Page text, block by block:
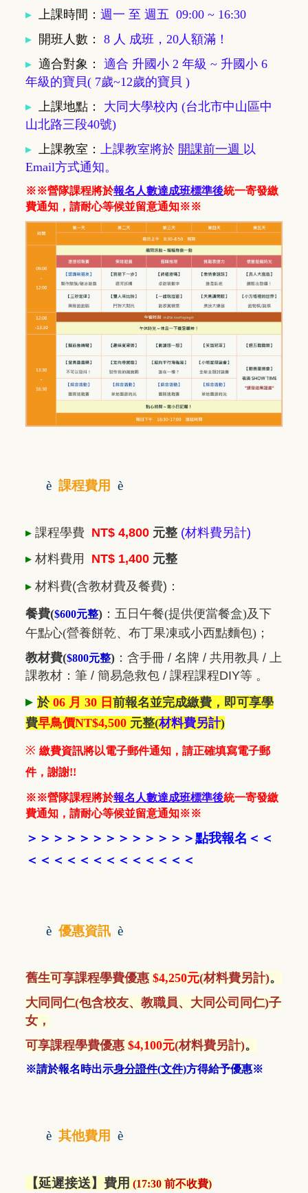
▸ 上課時間： 週一 至 週五 09:00 ~ 16:30
▸ 開班人數 ：
8 人 成班，20人額滿！
▸ 適合對象 ： 適合 升國小 2 年級 ~ 升國小 6
年級的寶貝( 7歲~12歲的寶貝 )
▸ 上課地點 ：
大同大學校內 (台北市中山區中
山北路三段40號)
▸ 上課教室 ： 上課教室將於 開課前一週 以
Email方式通知。
※※營隊課程將於報名人數達成班標準後統一寄發繳
費通知，請耐心等候並留意通知※※
è 課程費用 è
▸ 課程學費 NT$ 4,800 元整 (材料費另計)
▸ 材料費用 NT$ 1,400 元整
▸ 材料費(含教材費及餐費) ：
餐費($600元整) ：五日 午餐(提供便當餐盒)及下
午點心(營養餅乾、布丁果凍或小西點麵包)；
教材費($800元整) ： 含手冊 / 名牌 / 共用教具 / 上
課教材：筆 / 簡易急救包 / 課程課程DIY等 。
▸ 於 06 月 30 日 前報名並完成繳費，即可享學
費早鳥價NT$4,500 元整(材料費另計)
※ 繳費資訊將以電子郵件通知，請正確填寫電子郵
件，謝謝!!
※※營隊課程將於報名人數達成班標準後統一寄發繳
費通知，請耐心等候並留意通知※※
＞＞＞＞＞＞＞＞＞＞ ＞＞ ＞點我報名 ＜ ＜
＜＜ ＜＜＜ ＜＜＜＜＜＜＜＜
è 優惠資訊 è
舊生可享課程學費優惠 $4,250元(材料費另計)。
大同同仁(包含校友、教職員、大同公司同仁)子
女，
可享課程學費優惠 $4,100元(材料費另計)。
※請於報名時出示身分證件(文件)方得給予優惠※
è 其他費用 è
【延遲接送】費用 (17:30 前不收費)